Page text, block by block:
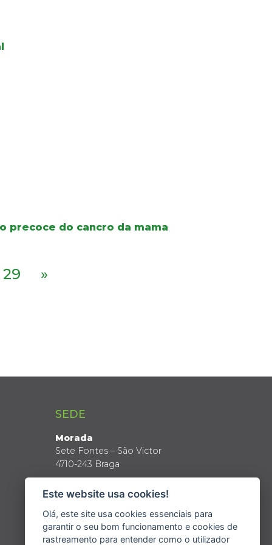
precoce do cancro da mama
29 »
SEDE
Morada
Sete Fontes – São Victor
4710-243 Braga
Latitude: 41º 34’ N
Longitude: 8º 24’ W
Este website usa cookies!
Olá, este site usa cookies essenciais para
garantir o seu bom funcionamento e cookies de
rastreamento para entender como o utilizador